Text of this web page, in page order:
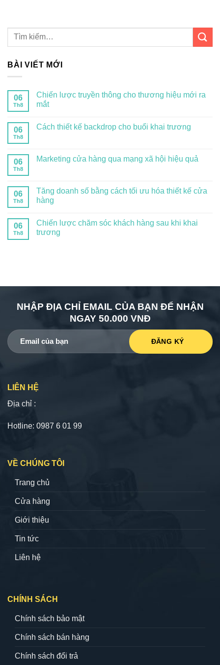
BÀI VIẾT MỚI
06
Th8
Chiến lược truyền thông cho thương hiệu mới ra
mắt
06
Th8
Cách thiết kế backdrop cho buổi khai trương
06
Th8
Marketing cửa hàng qua mạng xã hội hiệu quả
06
Th8
Tăng doanh số bằng cách tối ưu hóa thiết kế cửa
hàng
06
Th8
Chiến lược chăm sóc khách hàng sau khi khai
trương
NHẬP ĐỊA CHỈ EMAIL CỦA BẠN ĐỂ NHẬN
NGAY 50.000 VNĐ
LIÊN HỆ
Địa chỉ :
Hotline: 0987 6 01 99
VỀ CHÚNG TÔI
Trang chủ
Cửa hàng
Giới thiệu
Tin tức
Liên hệ
CHÍNH SÁCH
Chính sách bảo mật
Chính sách bán hàng
Chính sách đổi trả